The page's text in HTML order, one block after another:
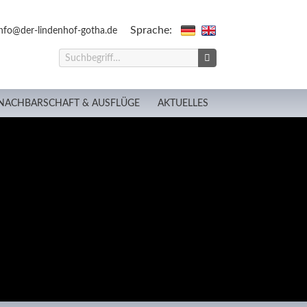
lindenhof-gotha.de Sprache:
& AUSFLÜGE AKTUELLES